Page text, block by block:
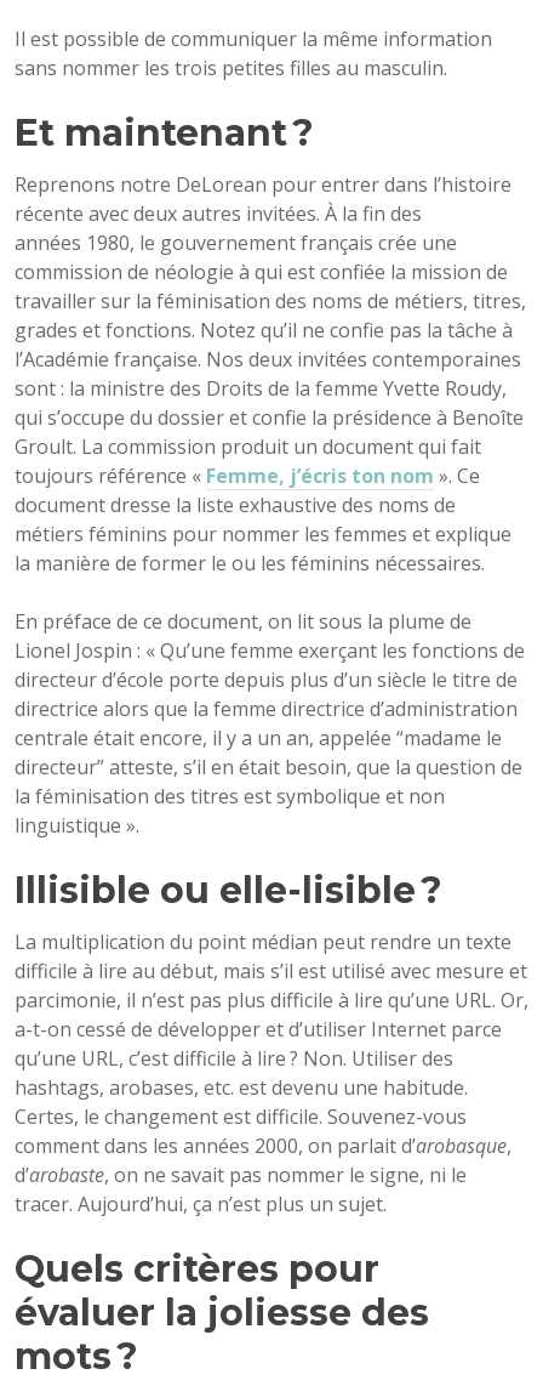
Il est possible de communiquer la même information
sans nommer les trois petites filles au masculin.
Et maintenant ?
Reprenons notre DeLorean pour entrer dans l’histoire
récente avec deux autres invitées. À la fin des
années 1980, le gouvernement français crée une
commission de néologie à qui est confiée la mission de
travailler sur la féminisation des noms de métiers, titres,
grades et fonctions. Notez qu’il ne confie pas la tâche à
l’Académie française. Nos deux invitées contemporaines
sont : la ministre des Droits de la femme Yvette Roudy,
qui s’occupe du dossier et confie la présidence à Benoîte
Groult. La commission produit un document qui fait
toujours référence « Femme, j’écris ton nom ». Ce
document dresse la liste exhaustive des noms de
métiers féminins pour nommer les femmes et explique
la manière de former le ou les féminins nécessaires.
En préface de ce document, on lit sous la plume de
Lionel Jospin : « Qu’une femme exerçant les fonctions de
directeur d’école porte depuis plus d’un siècle le titre de
directrice alors que la femme directrice d’administration
centrale était encore, il y a un an, appelée “madame le
directeur” atteste, s’il en était besoin, que la question de
la féminisation des titres est symbolique et non
linguistique ».
Illisible ou elle-lisible ?
La multiplication du point médian peut rendre un texte
difficile à lire au début, mais s’il est utilisé avec mesure et
parcimonie, il n’est pas plus difficile à lire qu’une URL. Or,
a-t-on cessé de développer et d’utiliser Internet parce
qu’une URL, c’est difficile à lire ? Non. Utiliser des
hashtags, arobases, etc. est devenu une habitude.
Certes, le changement est difficile. Souvenez-vous
comment dans les années 2000, on parlait d’arobasque,
d’arobaste, on ne savait pas nommer le signe, ni le
tracer. Aujourd’hui, ça n’est plus un sujet.
Quels critères pour
évaluer la joliesse des
mots ?